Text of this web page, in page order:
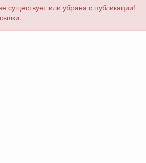
существует или убрана с публикации!